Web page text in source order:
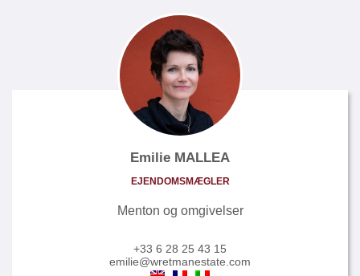
Emilie MALLEA
EJENDOMSMÆGLER
Menton og omgivelser
+33 6 28 25 43 15
emilie@wretmanestate.com